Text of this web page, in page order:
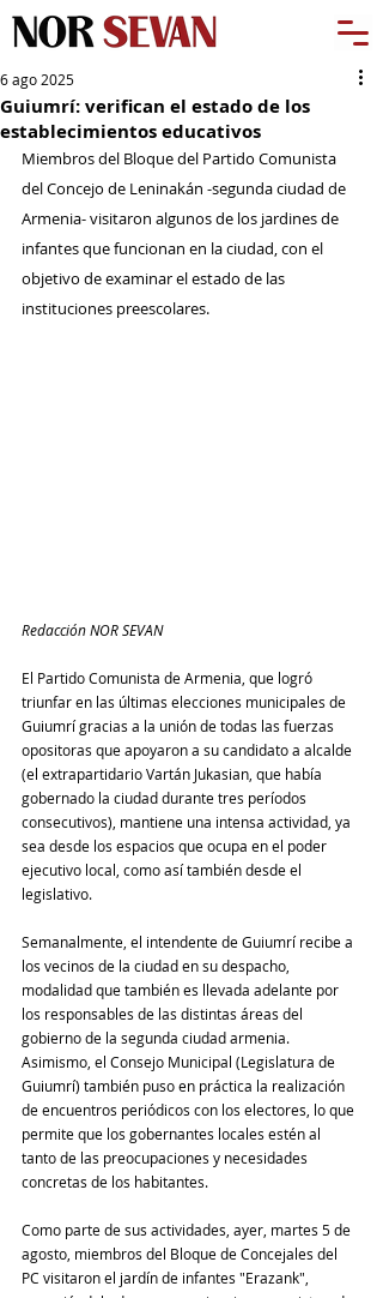
Guiumrí: verifican el estado de los
establecimientos educativos
6 ago 2025
Miembros del Bloque del Partido Comunista
del Concejo de Leninakán -segunda ciudad de
Armenia- visitaron algunos de los jardines de
infantes que funcionan en la ciudad, con el
objetivo de examinar el estado de las
instituciones preescolares.
Redacción NOR SEVAN
El Partido Comunista de Armenia, que logró
triunfar en las últimas elecciones municipales de
Guiumrí gracias a la unión de todas las fuerzas
opositoras que apoyaron a su candidato a alcalde
(el extrapartidario Vartán Jukasian, que había
gobernado la ciudad durante tres períodos
consecutivos), mantiene una intensa actividad, ya
sea desde los espacios que ocupa en el poder
ejecutivo local, como así también desde el
legislativo.
Semanalmente, el intendente de Guiumrí recibe a
los vecinos de la ciudad en su despacho,
modalidad que también es llevada adelante por
los responsables de las distintas áreas del
gobierno de la segunda ciudad armenia.
Asimismo, el Consejo Municipal (Legislatura de
Guiumrí) también puso en práctica la realización
de encuentros periódicos con los electores, lo que
permite que los gobernantes locales estén al
tanto de las preocupaciones y necesidades
concretas de los habitantes.
Como parte de sus actividades, ayer, martes 5 de
agosto, miembros del Bloque de Concejales del
PC visitaron el jardín de infantes "Erazank",